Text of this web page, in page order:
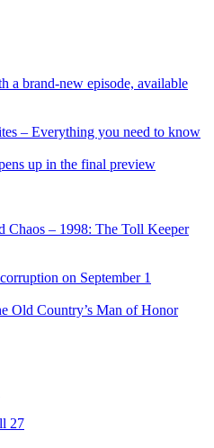
a brand-new episode, available
– Everything you need to know
up in the final preview
Chaos – 1998: The Toll Keeper
on September 1
Old Country’s Man of Honor
27